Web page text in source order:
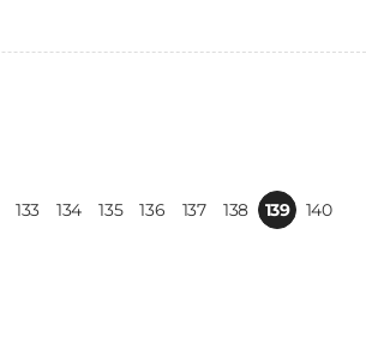
133 134 135 136 137 138 139 140